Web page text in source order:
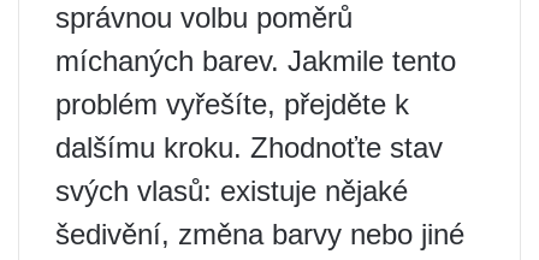
správnou volbu poměrů
míchaných barev. Jakmile tento
problém vyřešíte, přejděte k
dalšímu kroku. Zhodnoťte stav
svých vlasů: existuje nějaké
šedivění, změna barvy nebo jiné